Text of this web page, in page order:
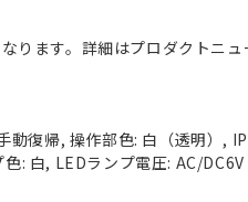
ります。詳細はプロダクトニュ
復帰, 操作部色: 白（透明）,
: 白, LEDランプ電圧: AC/DC6V